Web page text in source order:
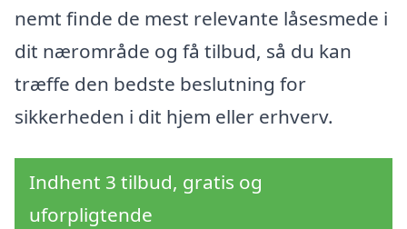
nemt finde de mest relevante låsesmede i
dit nærområde og få tilbud, så du kan
træffe den bedste beslutning for
sikkerheden i dit hjem eller erhverv.
Indhent 3 tilbud, gratis og
uforpligtende